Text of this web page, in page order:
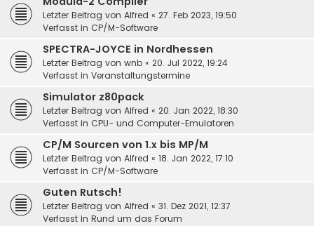
Letzter Beitrag von Alfred « 27. Feb 2023, 19:50
Verfasst in CP/M-Software
SPECTRA-JOYCE in Nordhessen
Letzter Beitrag von wnb « 20. Jul 2022, 19:24
Verfasst in Veranstaltungstermine
Simulator z80pack
Letzter Beitrag von Alfred « 20. Jan 2022, 18:30
Verfasst in CPU- und Computer-Emulatoren
CP/M Sourcen von 1.x bis MP/M
Letzter Beitrag von Alfred « 18. Jan 2022, 17:10
Verfasst in CP/M-Software
Guten Rutsch!
Letzter Beitrag von Alfred « 31. Dez 2021, 12:37
Verfasst in Rund um das Forum